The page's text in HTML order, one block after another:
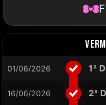
01/06/2026 1ª
16/06/2026 2ª